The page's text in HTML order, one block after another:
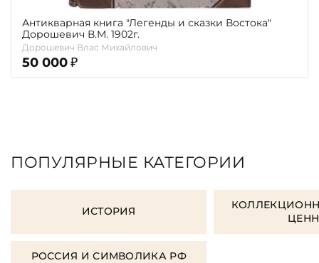
Антикварная книга "Легенды и сказки Востока"
Дорошевич В.М. 1902г.
Дорошевич Влас Михайлович
50 000 ₽
ПОПУЛЯРНЫЕ КАТЕГОРИИ
ИСТОРИЯ
РОССИЯ И СИМВОЛИКА РФ